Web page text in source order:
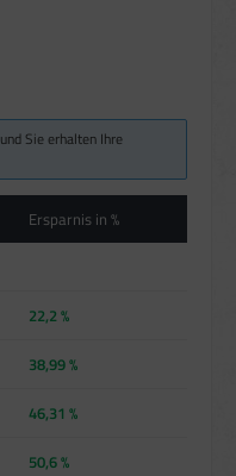
und Sie erhalten Ihre
Ersparnis in %
22,2 %
38,99 %
46,31 %
50,6 %